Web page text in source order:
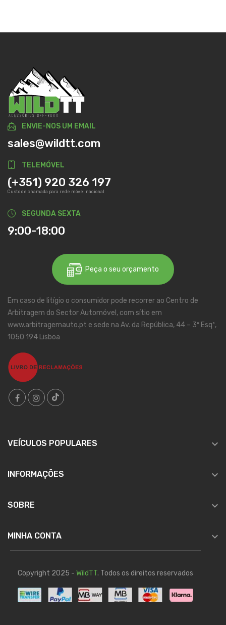
ENVIE-NOS UM EMAIL
sales@wildtt.com
TELEMÓVEL
(+351) 920 326 197
Custo de chamada para rede móvel nacional
SEGUNDA SEXTA
9:00-18:00
Peça o seu orçamento
Em caso de litígio o consumidor pode recorrer ao Centro de
Arbitragem do Sector Automóvel, com sítio em
www.arbitragemauto.pt e sede na Av. da República, 44 – 3º Esqº,
1050 194 Lisboa
VEÍCULOS POPULARES 
INFORMAÇÕES 
SOBRE 
MINHA CONTA 
Copyright 2025 - WildTT. Todos os direitos reservados